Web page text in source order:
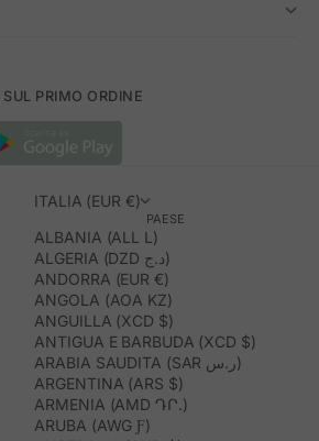
PRIMO ORDINE
ITALIA (EUR €)
PAESE
ALBANIA (ALL L)
ALGERIA (DZD د.ج)
ANDORRA (EUR €)
ANGOLA (AOA KZ)
ANGUILLA (XCD $)
ANTIGUA E BARBUDA (XCD $)
ARABIA SAUDITA (SAR ر.س)
ARGENTINA (ARS $)
ARMENIA (AMD ԴՐ.)
ARUBA (AWG Ƒ)